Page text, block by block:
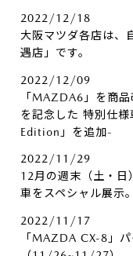
2022/12/18
大阪マツダ各店は、
遇店」です。
2022/12/09
「MAZDA6」を商
を記念した 特別仕
Edition」を追加-
2022/11/29
12月の週末（土・
車をスペシャル展示。
2022/11/17
「MAZDA CX-8」